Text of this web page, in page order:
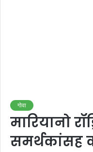
गोवा
मारियानो
समर्थकांसह